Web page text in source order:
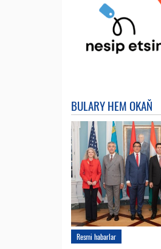
BULARY HEM OKAŇ
Resmi habarlar